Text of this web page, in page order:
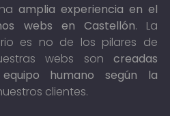
amplia experiencia en el
webs en Castellón. La
es no de los pilares de
webs son creadas
humano según la
clientes.